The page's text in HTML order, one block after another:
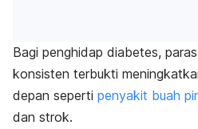
Bagi penghidap diabetes,
konsisten terbukti
depan seperti penyakit buah
dan strok.